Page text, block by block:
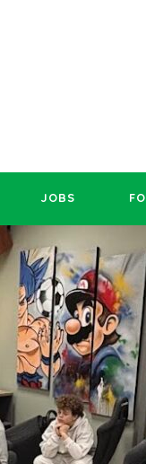
JOBS